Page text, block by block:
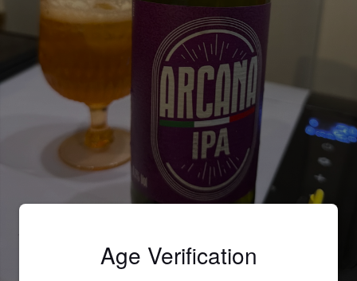
6.1%India Pale Ale.Birrificio pian di mulino.
Age Verification